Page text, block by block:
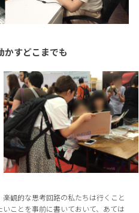
すどこまでも
観的な思考回路の私たちは行くこと
ことを事前に書いておいて、あては